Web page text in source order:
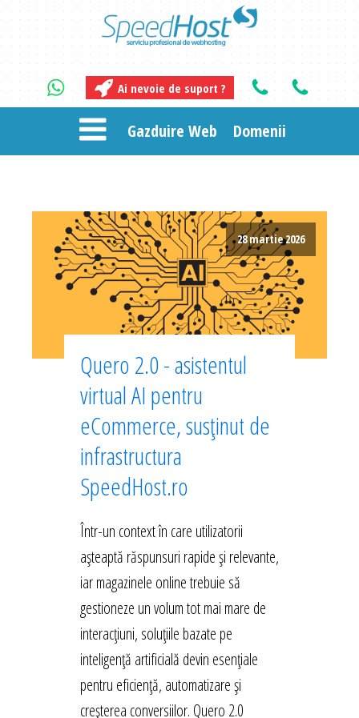
Ai nevoie de suport ?
Gazduire Web Domenii
28 martie 2026
Quero 2.0 - asistentul
virtual AI pentru
eCommerce, susținut de
infrastructura
SpeedHost.ro
Într-un context în care utilizatorii
așteaptă răspunsuri rapide și relevante,
iar magazinele online trebuie să
gestioneze un volum tot mai mare de
interacțiuni, soluțiile bazate pe
inteligență artificială devin esențiale
pentru eficiență, automatizare și
creșterea conversiilor. Quero 2.0